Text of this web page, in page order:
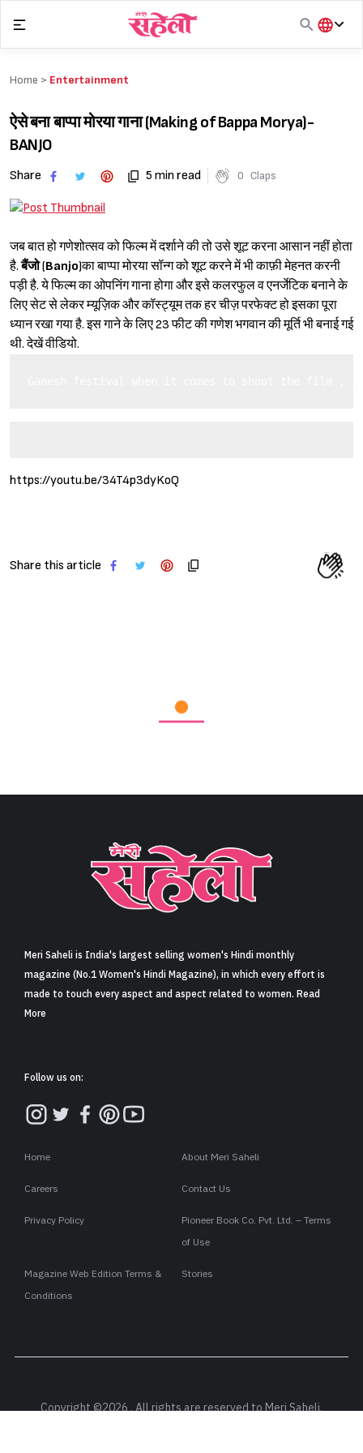
content
हिंदी
Home > Entertainment
ऐसे बना बाप्पा मोरया गाना (Making of Bappa Morya)-
BANJO
Share 5 min read 0 Claps
जब बात हो गणेशोत्सव को फिल्म में दर्शाने की तो उसे शूट करना आसान नहीं होता
है.बैंजो(Banjo)का बाप्पा मोरया सॉन्ग को शूट करने में भी काफ़ी मेहनत करनी
पड़ी है. ये फिल्म का ओपनिंग गाना होगा और इसे कलरफुल व एनर्जेटिक बनाने के
लिए सेट से लेकर म्यूज़िक और कॉस्ट्यूम तक हर चीज़ परफेक्ट हो इसका पूरा
ध्यान रखा गया है. इस गाने के लिए 23 फीट की गणेश भगवान की मूर्ति भी बनाई गई
थी. देखें वीडियो.
https://youtu.be/34T4p3dyKoQ
Share this article
Meri Saheli is India's largest selling women's Hindi monthly
magazine (No.1 Women's Hindi Magazine), in which every effort is
made to touch every aspect and aspect related to women. Read
More
Follow us on:
Home About Meri Saheli
Careers Contact Us
Privacy Policy
Pioneer Book Co. Pvt. Ltd. – Terms
of Use
Magazine Web Edition Terms &
Conditions
Stories
Copyright ©2026 . All rights are reserved to Meri Saheli.